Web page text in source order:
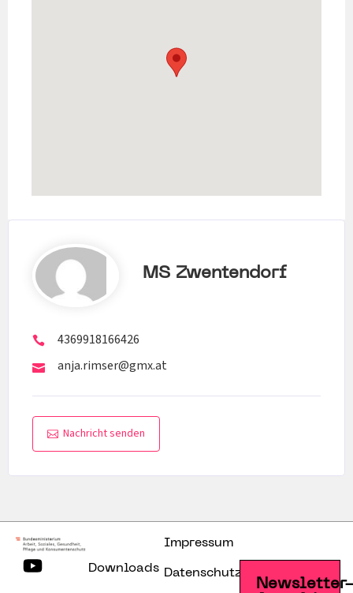
MS Zwentendorf
4369918166426
anja.rimser@gmx.at
Nachricht senden
Downloads
Impressum
Datenschutzerklärung